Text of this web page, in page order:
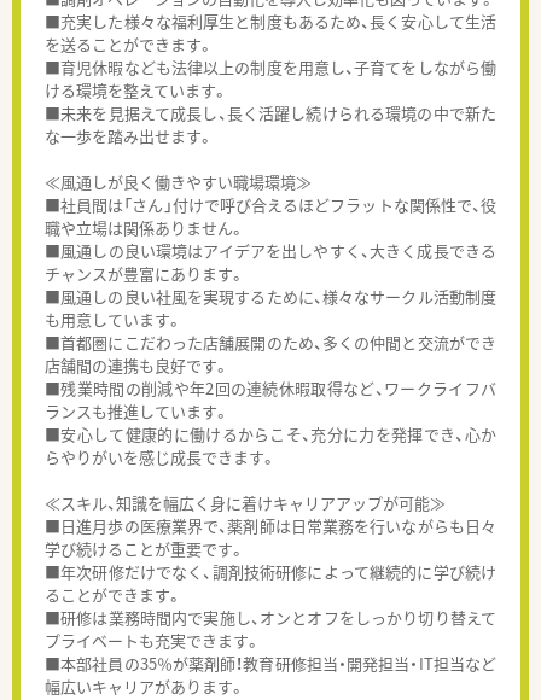
■充実した様々な福利厚生と制度もあるため、長く安心して生活
を送ることができます。
■育児休暇なども法律以上の制度を用意し、子育てをしながら働
ける環境を整えています。
■未来を見据えて成長し、長く活躍し続けられる環境の中で新た
な一歩を踏み出せます。
≪風通しが良く働きやすい職場環境≫
■社員間は「さん」付けで呼び合えるほどフラットな関係性で、役
職や立場は関係ありません。
■風通しの良い環境はアイデアを出しやすく、大きく成長できる
チャンスが豊富にあります。
■風通しの良い社風を実現するために、様々なサークル活動制度
も用意しています。
■首都圏にこだわった店舗展開のため、多くの仲間と交流ができ
店舗間の連携も良好です。
■残業時間の削減や年2回の連続休暇取得など、ワークライフバ
ランスも推進しています。
■安心して健康的に働けるからこそ、充分に力を発揮でき、心か
らやりがいを感じ成長できます。
≪スキル、知識を幅広く身に着けキャリアアップが可能≫
■日進月歩の医療業界で、薬剤師は日常業務を行いながらも日々
学び続けることが重要です。
■年次研修だけでなく、調剤技術研修によって継続的に学び続け
ることができます。
■研修は業務時間内で実施し、オンとオフをしっかり切り替えて
プライベートも充実できます。
■本部社員の35％が薬剤師！教育研修担当・開発担当・IT担当など
幅広いキャリアがあります。